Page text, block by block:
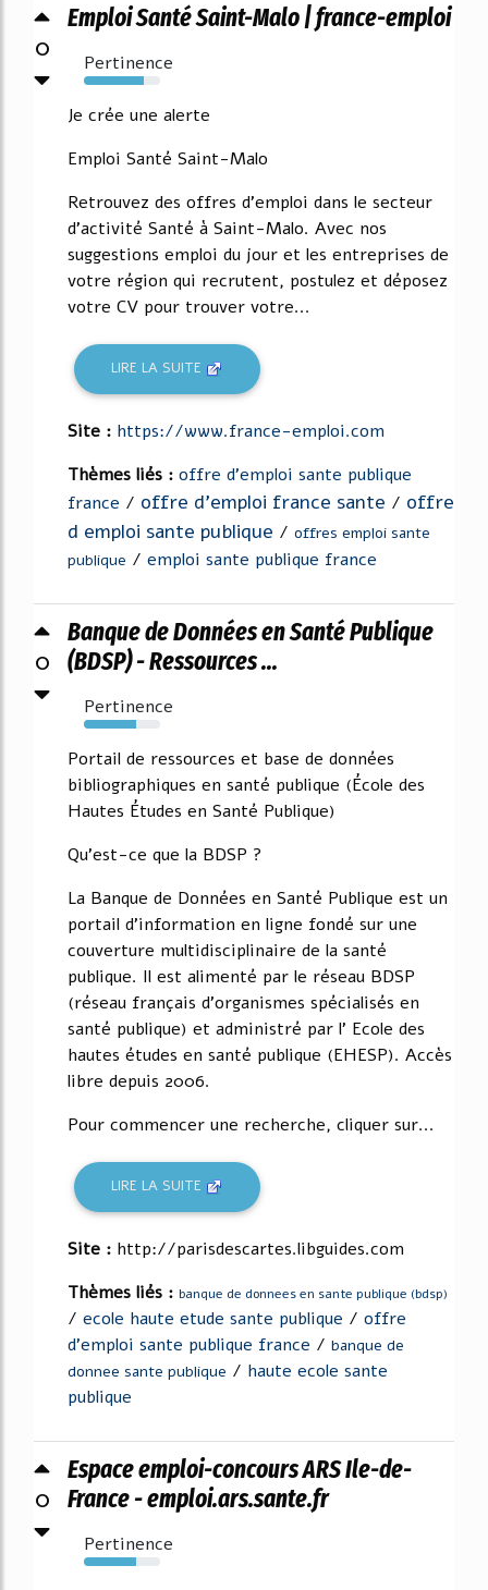
0
Emploi Santé Saint-Malo | france-emploi
Pertinence
79%
Je crée une alerte
Emploi Santé Saint-Malo
Retrouvez des offres d'emploi dans le secteur
d'activité Santé à Saint-Malo. Avec nos
suggestions emploi du jour et les entreprises de
votre région qui recrutent, postulez et déposez
votre CV pour trouver votre...
LIRE LA SUITE
Site : https://www.france-emploi.com
Thèmes liés : offre d'emploi sante publique
france / offre d'emploi france sante / offre
d emploi sante publique / offres emploi sante
publique / emploi sante publique france
0
Banque de Données en Santé Publique
(BDSP) - Ressources ...
Pertinence
68%
Portail de ressources et base de données
bibliographiques en santé publique (École des
Hautes Études en Santé Publique)
Qu'est-ce que la BDSP ?
La Banque de Données en Santé Publique est un
portail d'information en ligne fondé sur une
couverture multidisciplinaire de la santé
publique. Il est alimenté par le réseau BDSP
(réseau français d'organismes spécialisés en
santé publique) et administré par l' Ecole des
hautes études en santé publique (EHESP). Accès
libre depuis 2006.
Pour commencer une recherche, cliquer sur...
LIRE LA SUITE
Site : http://parisdescartes.libguides.com
Thèmes liés : banque de donnees en sante publique (bdsp)
/ ecole haute etude sante publique / offre
d'emploi sante publique france / banque de
donnee sante publique / haute ecole sante
publique
0
Espace emploi-concours ARS Ile-de-
France - emploi.ars.sante.fr
Pertinence
68%